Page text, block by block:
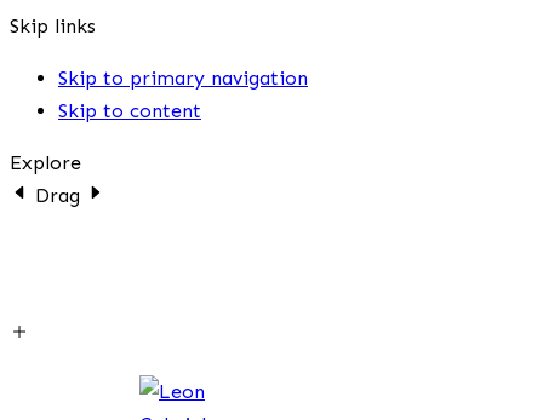
Skip links
Skip to primary navigation
Skip to content
Explore
Drag